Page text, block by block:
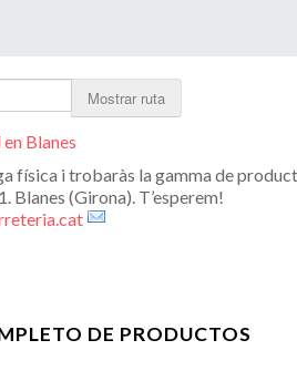
Mostrar ruta
física i trobaràs la gamma de
Blanes (Girona). T’esperem!
DE PRODUCTOS